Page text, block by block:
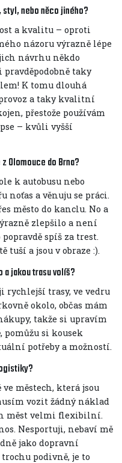
nebo něco jiného?
a kvalitu – oproti
názoru výrazně lépe
návrhu někdo
taky
K tomu dlouhá
a taky kvalitní
přestože používám
– kvůli vyšší
Olomouce do Brna?
k autobusu nebo
noťas a věnuju se práci.
město do kanclu. No a
zlepšilo a není
spíš za trest.
tuší a jsou v obraze :).
a jakou trasu volíš?
rychlejší trasy, ve vedru
okolo, občas mám
takže si upravím
pomůžu si kousek
potřeby a možností.
městech, která jsou
vozit žádný náklad
měst velmi flexibilní.
Nesportuji, nebaví mě
jako dopravní
podivně, je to